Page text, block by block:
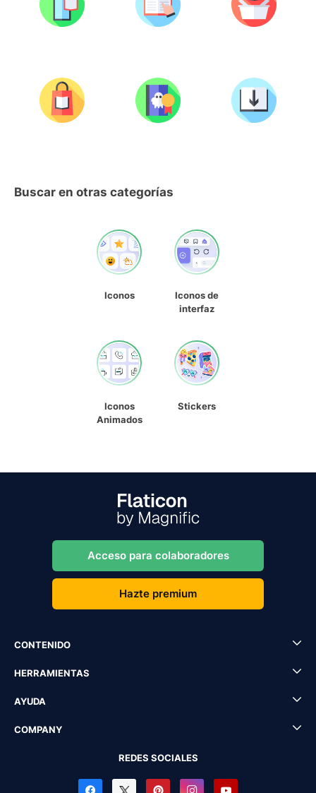
Buscar en otras categorías
Iconos
Iconos de
interfaz
Iconos
Animados
Stickers
Acceso para colaboradores
Hazte premium
CONTENIDO
HERRAMIENTAS
AYUDA
COMPANY
REDES SOCIALES